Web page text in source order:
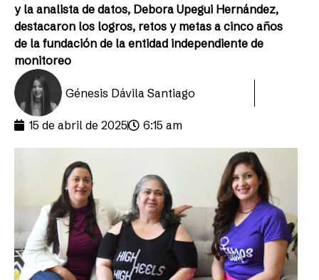
y la analista de datos, Debora Upegui Hernández,
destacaron los logros, retos y metas a cinco años
de la fundación de la entidad independiente de
monitoreo
Génesis Dávila Santiago
15 de abril de 2025 6:15 am